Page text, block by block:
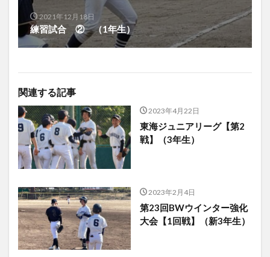
2021年12月18日
練習試合 ② （1年生）
関連する記事
2023年4月22日
東海ジュニアリーグ【第2
戦】（3年生）
2023年2月4日
第23回BWウインター強化
大会【1回戦】（新3年生）